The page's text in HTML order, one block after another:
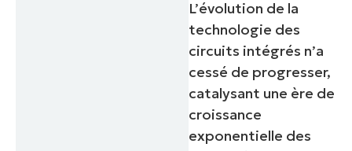
L’évolution de la
technologie des
circuits intégrés n’a
cessé de progresser,
catalysant une ère de
croissance
exponentielle des